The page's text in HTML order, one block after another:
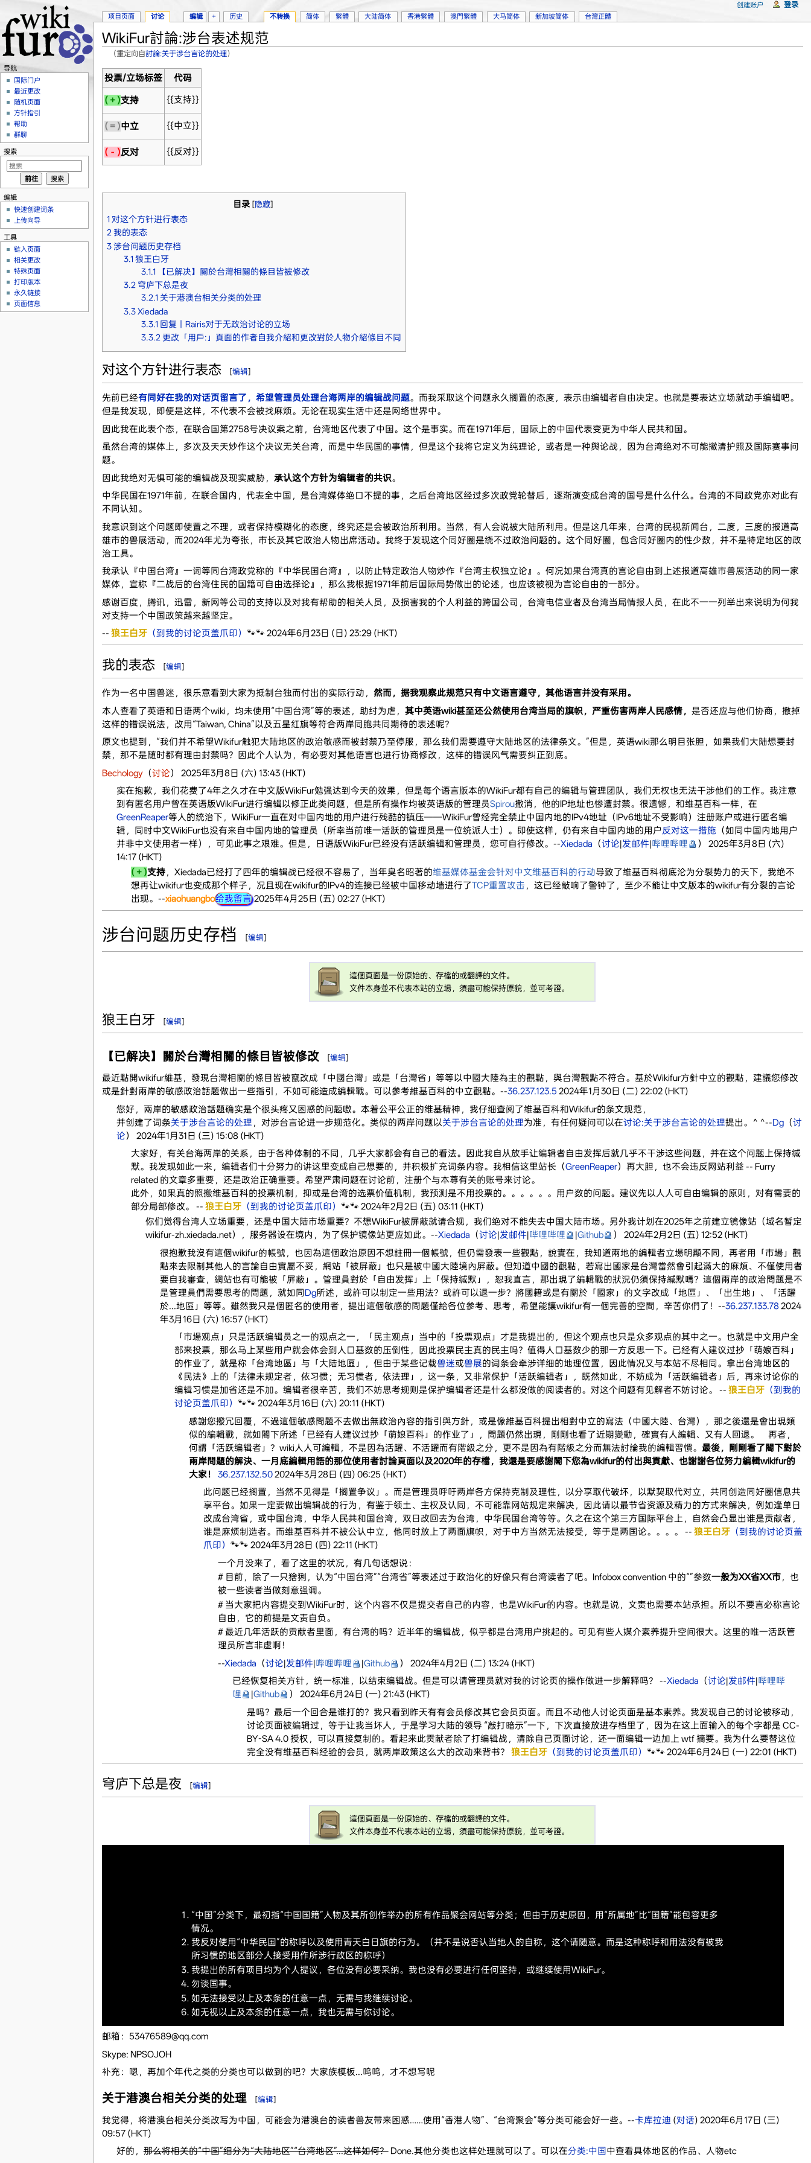
WikiFur討論:涉台表述规范
（重定向自討論:关于涉台言论的处理）
投票/立场标签
代码
(＋)支持 {{支持}}
(＝)中立 {{中立}}
(－)反对 {{反对}}
目录[隐藏]
1 对这个方针进行表态
2 我的表态
3 涉台问题历史存档
3.1 狼王白牙
3.1.1
【已解决】關於台灣相關的條目皆被修改
3.2 穹庐下总是夜
3.2.1 关于港澳台相关分类的处理
3.3Xiedada
3.3.1 回复丨Rairis对于无政治讨论的立场
3.3.2 更改「用戶:」頁面的作者自我介紹和更改對於人物介紹條目不同
对这个方针进行表态 [编辑]
先前已经有同好在我的对话页留言了，希望管理员处理台海两岸的编辑战问题。而我采取这个问题永久搁置的态度，表示由编辑者自由决定。也就是要表达立场就动手编辑吧。
但是我发现，即便是这样，不代表不会被找麻烦。无论在现实生活中还是网络世界中。
因此我在此表个态，在联合国第2758号决议案之前，台湾地区代表了中国。这个是事实。而在1971年后，国际上的中国代表变更为中华人民共和国。
虽然台湾的媒体上，多次及天天炒作这个决议无关台湾，而是中华民国的事情，但是这个我将它定义为纯理论，或者是一种舆论战，因为台湾绝对不可能撇清护照及国际赛事问
题。
因此我绝对无惧可能的编辑战及现实威胁， 承认这个方针为编辑者的共识。
中华民国在1971年前，在联合国内，代表全中国，是台湾媒体绝口不提的事，之后台湾地区经过多次政党轮替后，逐渐演变成台湾的国号是什么什么。台湾的不同政党亦对此有
不同认知。
我意识到这个问题即使置之不理，或者保持模糊化的态度，终究还是会被政治所利用。当然，有人会说被大陆所利用。但是这几年来，台湾的民视新闻台，二度，三度的报道高
雄市的兽展活动，而2024年尤为夸张，市长及其它政治人物出席活动。我终于发现这个同好圈是绕不过政治问题的。这个同好圈，包含同好圈内的性少数，并不是特定地区的政
治工具。
我承认『中国台湾』一词等同台湾政党称的『中华民国台湾』，以防止特定政治人物炒作『台湾主权独立论』。何况如果台湾真的言论自由到上述报道高雄市兽展活动的同一家
媒体，宣称『二战后的台湾住民的国籍可自由选择论』，那么我根据1971年前后国际局势做出的论述，也应该被视为言论自由的一部分。
感谢百度，腾讯，迅雷，新网等公司的支持以及对我有帮助的相关人员，及损害我的个人利益的跨国公司，台湾电信业者及台湾当局情报人员，在此不一一列举出来说明为何我
对支持一个中国政策越来越坚定。
-- 狼王白牙（到我的讨论页盖爪印） 🐾🐾 2024年6月23日 (日) 23:29 (HKT)
我的表态 [编辑]
作为一名中国兽迷，很乐意看到大家为抵制台独而付出的实际行动， 然而，据我观察此规范只有中文语言遵守，其他语言并没有采用。
本人查看了英语和日语两个wiki，均未使用“中国台湾”等的表述，助纣为虐， 其中英语wiki甚至还公然使用台湾当局的旗帜，严重伤害两岸人民感情， 是否还应与他们协商，撤掉
这样的错误说法，改用“Taiwan, China”以及五星红旗等符合两岸同胞共同期待的表述呢？
原文也提到，“我们并不希望Wikifur触犯大陆地区的政治敏感而被封禁乃至停服，那么我们需要遵守大陆地区的法律条文。”但是，英语wiki那么明目张胆，如果我们大陆想要封
禁，那不是随时都有理由封禁吗？因此个人认为，有必要对其他语言也进行协商修改，这样的错误风气需要纠正到底。
Bechology（讨论） 2025年3月8日 (六) 13:43 (HKT)
实在抱歉，我们花费了4年之久才在中文版WikiFur勉强达到今天的效果，但是每个语言版本的WikiFur都有自己的编辑与管理团队，我们无权也无法干涉他们的工作。我注意
到有匿名用户曾在英语版WikiFur进行编辑以修正此类问题，但是所有操作均被英语版的管理员Spirou撤消，他的IP地址也惨遭封禁。很遗憾，和维基百科一样，在
GreenReaper等人的统治下，WikiFur一直在对中国内地的用户进行残酷的镇压——WikiFur曾经完全禁止中国内地的IPv4地址（IPv6地址不受影响）注册账户或进行匿名编
辑，同时中文WikiFur也没有来自中国内地的管理员（所幸当前唯一活跃的管理员是一位统派人士）。即使这样，仍有来自中国内地的用户反对这一措施 （如同中国内地用户
并非中文使用者一样），可见此事之艰难。但是，日语版WikiFur已经没有活跃编辑和管理员，您可自行修改。--Xiedada （讨论|发邮件|哔哩哔哩
） 2025年3月8日 (六)
14:17 (HKT)
(＋)支持，Xiedada已经打了四年的编辑战已经很不容易了，当年臭名昭著的维基媒体基金会针对中文维基百科的行动导致了维基百科彻底沦为分裂势力的天下，我绝不
想再让wikifur也变成那个样子，况且现在wikifur的IPv4的连接已经被中国移动墙进行了TCP重置攻击 ，这已经敲响了警钟了，至少不能让中文版本的wikifur有分裂的言论
出现。--xiaohuangbo给我留言2025年4月25日 (五) 02:27 (HKT)
涉台问题历史存档 [编辑]
這個頁面是一份原始的、存檔的或翻譯的文件。
文件本身並不代表本站的立場，須盡可能保持原貌，並可考證。
狼王白牙 [编辑]
【已解决】關於台灣相關的條目皆被修改 [编辑]
最近點開wikifur維基，發現台灣相關的條目皆被竄改成「中國台灣」或是「台灣省」等等以中國大陸為主的觀點，與台灣觀點不符合。基於Wikifur方針中立的觀點，建議您修改
或是針對兩岸的敏感政治話題做出一些指引，不如可能造成編輯戰。可以參考維基百科的中立觀點。--36.237.123.5 2024年1月30日 (二) 22:02 (HKT)
您好，兩岸的敏感政治話題确实是个很头疼又困惑的问题嗷。本着公平公正的维基精神，我仔细查阅了维基百科和Wikifur的条文规范，
并创建了词条关于涉台言论的处理 ，对涉台言论进一步规范化。类似的两岸问题以关于涉台言论的处理为准，有任何疑问可以在讨论:关于涉台言论的处理提出。^ ^--Dg（讨
论） 2024年1月31日 (三) 15:08 (HKT)
大家好，有关台海两岸的关系，由于各种体制的不同，几乎大家都会有自己的看法。因此我自从放手让编辑者自由发挥后就几乎不干涉这些问题，并在这个问题上保持缄
默。我发现如此一来，编辑者们十分努力的讲这里变成自己想要的，并积极扩充词条内容。我相信这里站长（GreenReaper）再大胆，也不会违反网站利益 -- Furry
related 的文章多重要，还是政治正确重要。希望严肃问题在讨论前，注册个与本尊有关的账号来讨论。
此外，如果真的照搬维基百科的投票机制，抑或是台湾的选票价值机制，我预测是不用投票的。。。。。。用户数的问题。建议先以人人可自由编辑的原则，对有需要的
部分局部修改。 -- 狼王白牙（到我的讨论页盖爪印） 🐾🐾 2024年2月2日 (五) 03:11 (HKT)
你们觉得台湾人立场重要，还是中国大陆市场重要？不想WikiFur被屏蔽就请合规，我们绝对不能失去中国大陆市场。另外我计划在2025年之前建立镜像站（域名暂定
wikifur-zh.xiedada.net），服务器设在境内，为了保护镜像站更应如此。--Xiedada （讨论|发邮件|哔哩哔哩 |Github
） 2024年2月2日 (五) 12:52 (HKT)
很抱歉我沒有這個wikifur的帳號，也因為這個政治原因不想註冊一個帳號，但仍需發表一些觀點，說實在，我知道兩地的編輯者立場明顯不同，再者用「市場」觀
點來去限制其他人的言論自由實屬不妥，網站「被屏蔽」也只是被中國大陸境內屏蔽。但知道中國的觀點，若寫出國家是台灣當然會引起滿大的麻煩、不僅使用者
要自我審查，網站也有可能被「屏蔽」。管理員對於「自由发挥」上「保持缄默」，恕我直言，那出現了編輯戰的狀況仍須保持緘默嗎？這個兩岸的政治問題是不
是管理員們需要思考的問題，就如同Dg所述，或許可以制定一些用法？或許可以退一步？將國籍或是有關於「國家」的文字改成「地區」、「出生地」、「活躍
於...地區」等等。雖然我只是個匿名的使用者，提出這個敏感的問題僅給各位參考、思考，希望能讓wikifur有一個完善的空間，辛苦你們了！--36.237.133.782024
年3月16日 (六) 16:57 (HKT)
「市場观点」只是活跃编辑员之一的观点之一，「民主观点」当中的「投票观点」才是我提出的，但这个观点也只是众多观点的其中之一。也就是中文用户全
部来投票，那么马上某些用户就会体会到人口基数的压倒性，因此投票民主真的民主吗？值得人口基数少的那一方反思一下。已经有人建议过抄「萌娘百科」
的作业了，就是称「台湾地區」与「大陆地區」，但由于某些记载兽迷或兽展的词条会牵涉详细的地理位置，因此情况又与本站不尽相同。拿出台湾地区的
《民法》上的「法律未规定者，依习惯；无习惯者，依法理」，这一条，又非常保护「活跃编辑者」，既然如此，不妨成为「活跃编辑者」后，再来讨论你的
编辑习惯是加省还是不加。编辑者很辛苦，我们不妨思考规则是保护编辑者还是什么都没做的阅读者的。对这个问题有见解者不妨讨论。 -- 狼王白牙（到我的
讨论页盖爪印） 🐾🐾 2024年3月16日 (六) 20:11 (HKT)
感謝您撥冗回覆，不過這個敏感問題不去做出無政治內容的指引與方針，或是像維基百科提出相對中立的寫法（中國大陸、台灣），那之後還是會出現類
似的編輯戰，就如閣下所述「已经有人建议过抄「萌娘百科」的作业了」，問題仍然出現，剛剛也看了近期變動，確實有人編輯、又有人回退。 再者，
何謂「活跃编辑者」？wiki人人可編輯，不是因為活躍、不活躍而有階級之分，更不是因為有階級之分而無法討論我的編輯習慣。 最後，剛剛看了閣下對於
兩岸問題的解決、一月底編輯用語的那位使用者討論頁面以及2020年的存檔，我還是要感謝閣下您為wikifur的付出與貢獻、也謝謝各位努力編輯wikifur的
大家！
36.237.132.502024年3月28日 (四) 06:25 (HKT)
此问题已经搁置，当然不见得是「搁置争议」。而是管理员呼吁两岸各方保持克制及理性，以分享取代破坏，以默契取代对立，共同创造同好圈信息共
享平台。如果一定要做出编辑战的行为，有鉴于领土、主权及认同，不可能靠网站规定来解决，因此请以最节省资源及精力的方式来解决，例如逢单日
改成台湾省，或中国台湾，中华人民共和国台湾，双日改回去为台湾，中华民国台湾等等。久之在这个第三方国际平台上，自然会凸显出谁是贡献者，
谁是麻烦制造者。而维基百科并不被公认中立，他同时放上了两面旗帜，对于中方当然无法接受，等于是两国论。。。。 -- 狼王白牙（到我的讨论页盖
爪印） 🐾🐾 2024年3月28日 (四) 22:11 (HKT)
一个月没来了，看了这里的状况，有几句话想说：
# 目前，除了一只猞猁，认为“中国台湾”“台湾省”等表述过于政治化的好像只有台湾读者了吧。Infobox convention 中的“”参数一般为XX省XX市，也
被一些读者当做刻意强调。
# 当大家把内容提交到WikiFur时，这个内容不仅是提交者自己的内容，也是WikiFur的内容。也就是说，文责也需要本站承担。所以不要言必称言论
自由，它的前提是文责自负。
# 最近几年活跃的贡献者里面，有台湾的吗？近半年的编辑战，似乎都是台湾用户挑起的。可见有些人媒介素养提升空间很大。这里的唯一活跃管
理员所言非虚啊！
--Xiedada （讨论|发邮件|哔哩哔哩 |Github
） 2024年4月2日 (二) 13:24 (HKT)
已经恢复相关方针，统一标准，以结束编辑战。但是可以请管理员就对我的讨论页的操作做进一步解释吗？ --Xiedada （讨论|发邮件|哔哩哔
哩
|Github
） 2024年6月24日 (一) 21:43 (HKT)
是吗？最后一个回合是谁打的？我只看到昨天有有会员修改其它会员页面。而且不动他人讨论页面是基本素养。我发现自己的讨论被移动，
讨论页面被编辑过，等于让我当坏人，于是学习大陆的领导 “敲打暗示”一下，下次直接放进存档里了，因为在这上面输入的每个字都是 CC-
BY-SA 4.0 授权，可以直接复制的。看起来此贡献者除了打编辑战，清除自己页面讨论，还一面编辑一边加上 wtf 摘要。我为什么要替这位
完全没有维基百科经验的会员，就两岸政策这么大的改动来背书？ 狼王白牙（到我的讨论页盖爪印） 🐾🐾 2024年6月24日 (一) 22:01 (HKT)
穹庐下总是夜 [编辑]
這個頁面是一份原始的、存檔的或翻譯的文件。
文件本身並不代表本站的立場，須盡可能保持原貌，並可考證。
“中国”分类下，最初指“中国国籍”人物及其所创作举办的所有作品聚会网站等分类；但由于历史原因，用“所属地”比“国籍”能包容更多
情况。
我反对使用“中华民国”的称呼以及使用青天白日旗的行为。（并不是说否认当地人的自称，这个请随意。而是这种称呼和用法没有被我
所习惯的地区部分人接受用作所涉行政区的称呼）
我提出的所有项目均为个人提议，各位没有必要采纳。我也没有必要进行任何坚持，或继续使用WikiFur。
勿谈国事。
如无法接受以上及本条的任意一点，无需与我继续讨论。
如无视以上及本条的任意一点，我也无需与你讨论。
邮箱：53476589@qq.com
Skype: NPSOJOH
补充：嗯，再加个年代之类的分类也可以做到的吧？大家族模板...呜呜，才不想写呢
关于港澳台相关分类的处理 [编辑]
我觉得，将港澳台相关分类改写为中国，可能会为港澳台的读者兽友带来困惑……使用“香港人物”、“台湾聚会”等分类可能会好一些。--卡库拉迪 (对话) 2020年6月17日 (三)
09:57 (HKT)
好的，那么将相关的“中国”细分为“大陆地区”“台湾地区”...这样如何？Done.其他分类也这样处理就可以了。可以在分类:中国中查看具体地区的作品、人物etc
项目页面 讨论 编辑 + 历史 不转换 简体 繁體 大陆简体 香港繁體 澳門繁體 大马简体 新加坡简体 台灣正體
创建账户 登录
导航
国际门户
最近更改
随机页面
方针指引
帮助
群聊
搜索
编辑
快速创建词条
上传向导
工具
链入页面
相关更改
特殊页面
打印版本
永久链接
页面信息